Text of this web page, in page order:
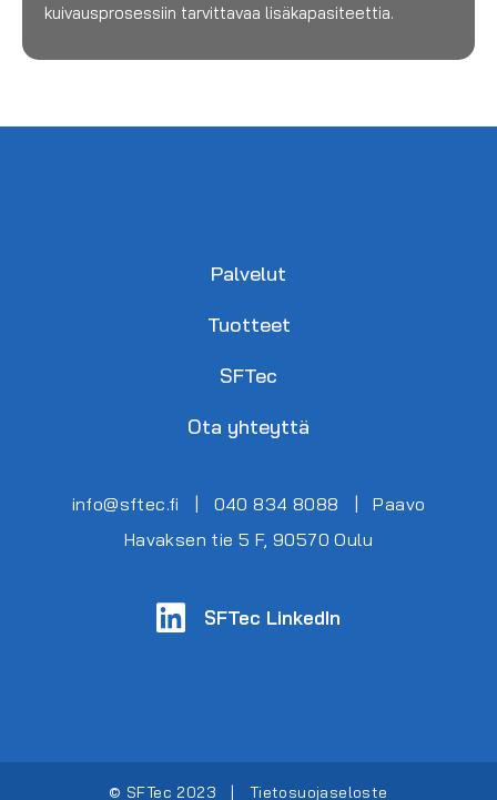
kuivausprosessiin tarvittavaa lisäkapasiteettia.
Palvelut
Tuotteet
SFTec
Ota yhteyttä
info@sftec.fi 040 834 8088 |Paavo
Havaksen tie 5 F, 90570 Oulu
SFTec LinkedIn
© SFTec 2023 | Tietosuojaseloste